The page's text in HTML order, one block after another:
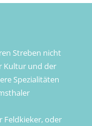
Streben nicht
Kultur und der
Spezialitäten
Feldkieker, oder